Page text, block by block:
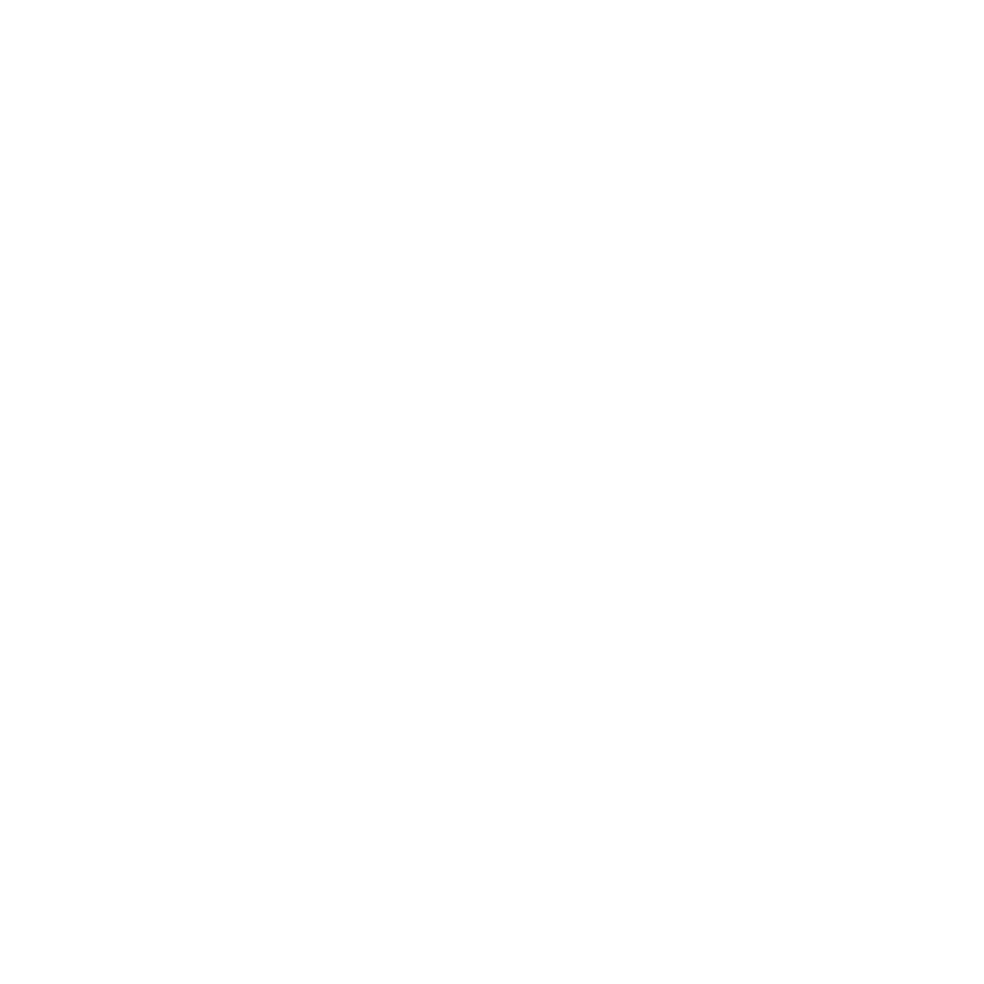
(check in 15:00, check out 11:00), lobby s barem, 2 výtahy, sejf (za poplatek), parkoviště (zdarma) a směnárna. O blaho hostů se starají
Fi může být používán za poplatek. Služba praní prádla a zdravotní služba jsou za poplatek.
a večeře.
a lehátka (zdarma). Bar u bazénu nabízí hostům osvěžující nápoje.
služby jsou závislé na ročním období a na místních klimatických podmínkách. Jazyky: angličtina a němčina. Kreditní karty: Visa a
a kulečník (případně za poplatek). Půjčovna kol. Nabídka wellness: slunečná terasa, sauna a masáže případně za poplatek. Dětské
zařízení s klimatizací. Mezi vybavení patří vysoušeč vlasů, malá lednice, sat. TV, telefon a balkon.